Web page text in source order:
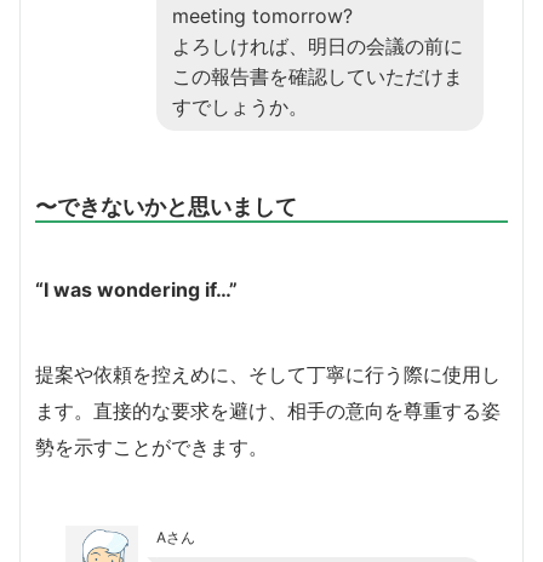
meeting tomorrow?
よろしければ、明日の会議の前に
この報告書を確認していただけま
すでしょうか。
〜できないかと思いまして
“I was wondering if…”
提案や依頼を控えめに、そして丁寧に行う際に使用し
ます。直接的な要求を避け、相手の意向を尊重する姿
勢を示すことができます。
Aさん